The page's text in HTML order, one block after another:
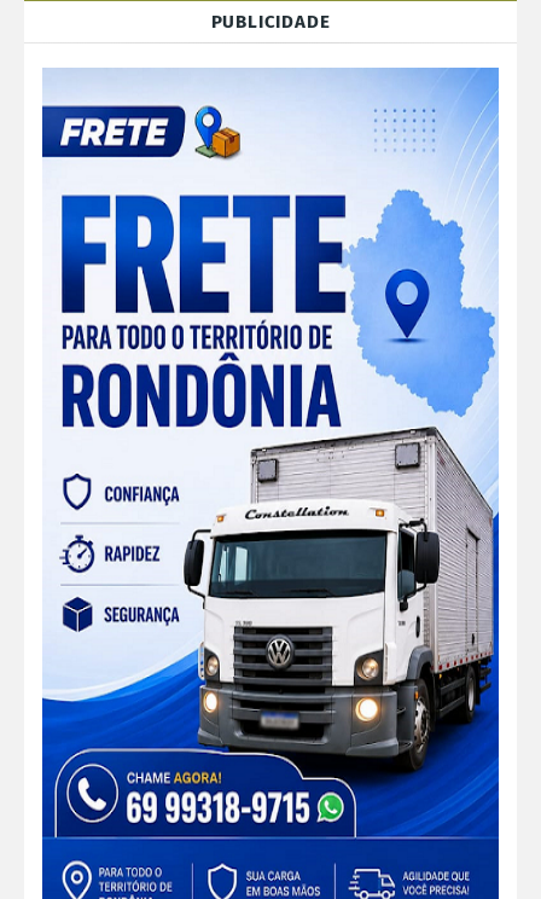
PUBLICIDADE